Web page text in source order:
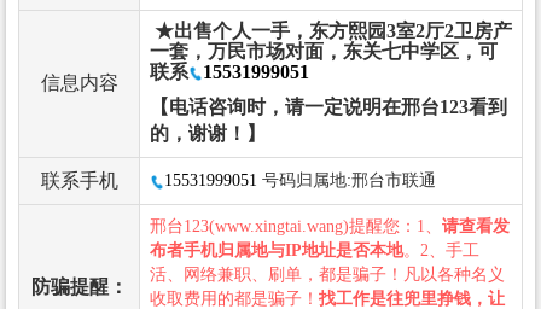
信息内容
★出售个人一手，东方熙园3室2厅2卫房产
一套，万民市场对面，东关七中学区，可
联系
15531999051
【电话咨询时，请一定说明在邢台123看到
的，谢谢！】
联系手机 15531999051 号码归属地:邢台市联通
防骗提醒：
邢台123(www.xingtai.wang)提醒您：1、 请查看发
布者手机归属地与IP地址是否本地。2、手工
活、网络兼职、刷单，都是骗子！凡以各种名义
收取费用的都是骗子！ 找工作是往兜里挣钱，让